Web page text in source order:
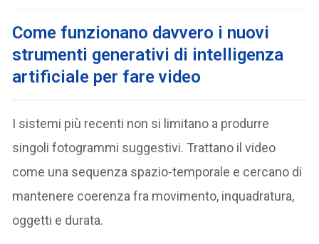
Come funzionano davvero i nuovi
strumenti generativi di intelligenza
artificiale per fare video
I sistemi più recenti non si limitano a produrre
singoli fotogrammi suggestivi. Trattano il video
come una sequenza spazio-temporale e cercano di
mantenere coerenza fra movimento, inquadratura,
oggetti e durata.